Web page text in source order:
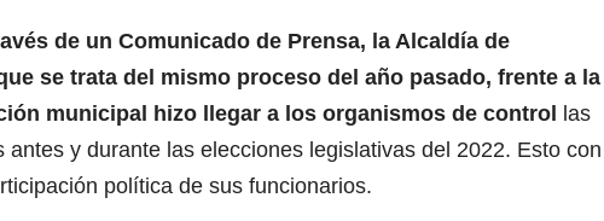
de un Comunicado de Prensa, la Alcaldía de
se trata del mismo proceso del año pasado, frente a la
municipal hizo llegar a los organismos de control las
antes y durante las elecciones legislativas del 2022. Esto con
política de sus funcionarios.